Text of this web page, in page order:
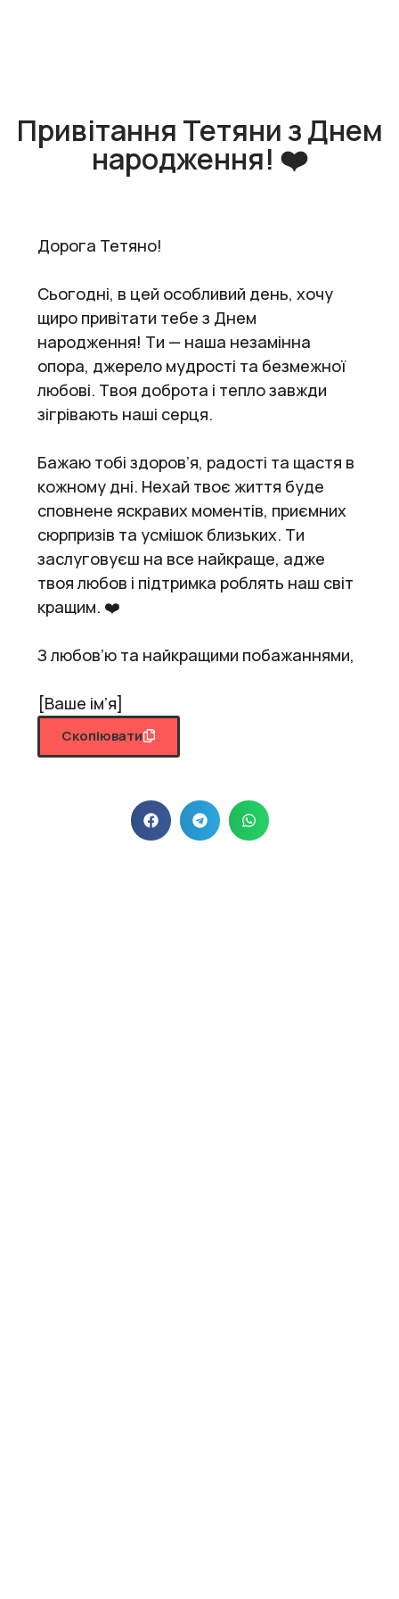
Привітання Тетяни з Днем
народження! ❤️
Дорога Тетяно!
Сьогодні, в цей особливий день, хочу
щиро привітати тебе з Днем
народження! Ти — наша незамінна
опора, джерело мудрості та безмежної
любові. Твоя доброта і тепло завжди
зігрівають наші серця.
Бажаю тобі здоров’я, радості та щастя в
кожному дні. Нехай твоє життя буде
сповнене яскравих моментів, приємних
сюрпризів та усмішок близьких. Ти
заслуговуєш на все найкраще, адже
твоя любов і підтримка роблять наш світ
кращим. ❤️
З любов’ю та найкращими побажаннями,
[Ваше ім’я]
Скопіювати